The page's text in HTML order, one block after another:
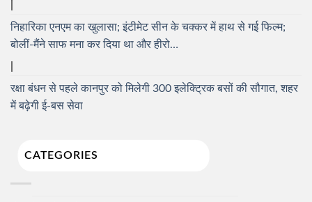
निहारिका एनएम का खुलासा; इंटीमेट सीन के चक्कर में हाथ से गई फिल्म;
बोलीं-मैंने साफ मना कर दिया था और हीरो…
रक्षा बंधन से पहले कानपुर को मिलेगी 300 इलेक्ट्रिक बसों की सौगात, शहर
में बढ़ेगी ई-बस सेवा
CATEGORIES